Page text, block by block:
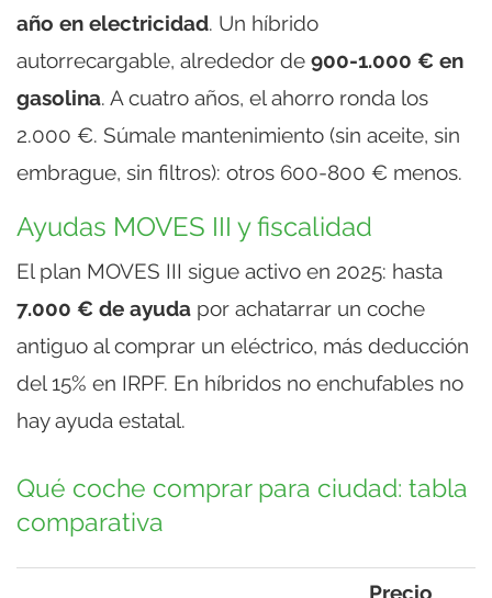
año en electricidad. Un híbrido
autorrecargable, alrededor de 900-1.000 € en
gasolina. A cuatro años, el ahorro ronda los
2.000 €. Súmale mantenimiento (sin aceite, sin
embrague, sin filtros): otros 600-800 € menos.
Ayudas MOVES III y fiscalidad
El plan MOVES III sigue activo en 2025: hasta
7.000 € de ayuda por achatarrar un coche
antiguo al comprar un eléctrico, más deducción
del 15% en IRPF. En híbridos no enchufables no
hay ayuda estatal.
Qué coche comprar para ciudad: tabla
comparativa
Precio